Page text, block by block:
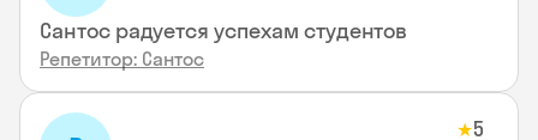
Сантос радуется успехам студентов
Репетитор: Сантос
★5